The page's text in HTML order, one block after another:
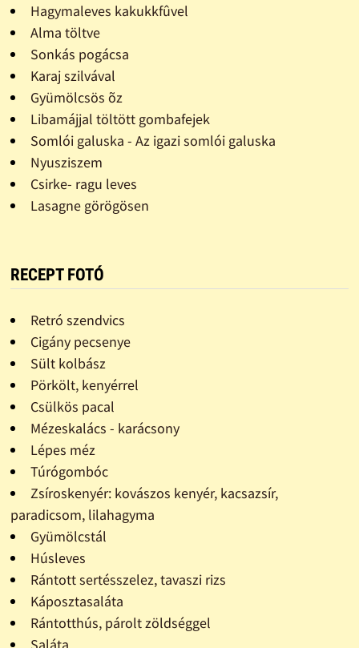
Hagymaleves kakukkfûvel
Alma töltve
Sonkás pogácsa
Karaj szilvával
Gyümölcsös õz
Libamájjal töltött gombafejek
Somlói galuska - Az igazi somlói galuska
Nyusziszem
Csirke- ragu leves
Lasagne görögösen
RECEPT FOTÓ
Retró szendvics
Cigány pecsenye
Sült kolbász
Pörkölt, kenyérrel
Csülkös pacal
Mézeskalács - karácsony
Lépes méz
Túrógombóc
Zsíroskenyér: kovászos kenyér, kacsazsír,
paradicsom, lilahagyma
Gyümölcstál
Húsleves
Rántott sertésszelez, tavaszi rizs
Káposztasaláta
Rántotthús, párolt zöldséggel
Saláta